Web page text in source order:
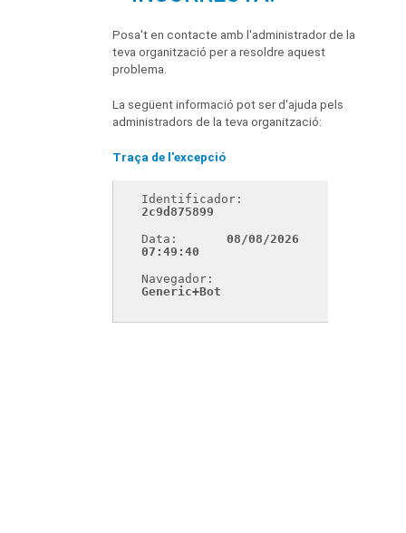
Posa't en contacte amb l'administrador de la
teva organització per a resoldre aquest
problema.
La següent informació pot ser d'ajuda pels
administradors de la teva organització:
Traça de l'excepció
2c9d875899
Data:
08/08/2026
07:49:40
Generic+Bot